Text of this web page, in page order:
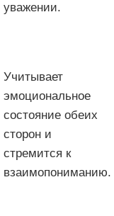
уважении.
Учитывает
эмоциональное
состояние обеих
сторон и
стремится к
взаимопониманию.